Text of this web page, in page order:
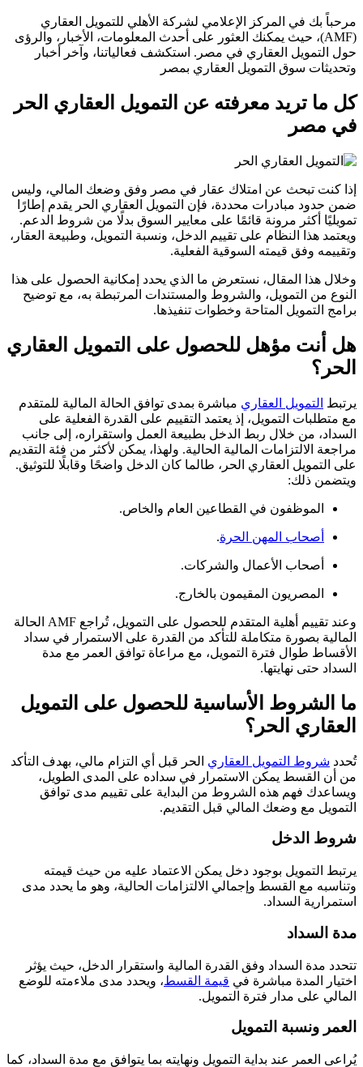
مرحباً بك في المركز الإعلامي لشركة الأهلي للتمويل العقاري
(AMF)، حيث يمكنك العثور على أحدث المعلومات، الأخبار، والرؤى
حول التمويل العقاري في مصر. استكشف فعالياتنا، وآخر أخبار
وتحديثات سوق التمويل العقاري بمصر
كل ما تريد معرفته عن التمويل العقاري الحر
في مصر
إذا كنت تبحث عن امتلاك عقار في مصر وفق وضعك المالي، وليس
ضمن حدود مبادرات محددة، فإن التمويل العقاري الحر يقدم إطارًا
تمويليًا أكثر مرونة قائمًا على معايير السوق بدلًا من شروط الدعم.
ويعتمد هذا النظام على تقييم الدخل، ونسبة التمويل، وطبيعة العقار،
وتقييمه وفق قيمته السوقية الفعلية.
وخلال هذا المقال، نستعرض ما الذي يحدد إمكانية الحصول على هذا
النوع من التمويل، والشروط والمستندات المرتبطة به، مع توضيح
برامج التمويل المتاحة وخطوات تنفيذها.
هل أنت مؤهل للحصول على التمويل العقاري
الحر؟
يرتبط التمويل العقاري مباشرة بمدى توافق الحالة المالية للمتقدم
مع متطلبات التمويل، إذ يعتمد التقييم على القدرة الفعلية على
السداد، من خلال ربط الدخل بطبيعة العمل واستقراره، إلى جانب
مراجعة الالتزامات المالية الحالية. ولهذا، يمكن لأكثر من فئة التقديم
على التمويل العقاري الحر، طالما كان الدخل واضحًا وقابلًا للتوثيق.
ويتضمن ذلك:
الموظفون في القطاعين العام والخاص.
أصحاب المهن الحرة.
أصحاب الأعمال والشركات.
المصريون المقيمون بالخارج.
وعند تقييم أهلية المتقدم للحصول على التمويل، تُراجع AMF الحالة
المالية بصورة متكاملة للتأكد من القدرة على الاستمرار في سداد
الأقساط طوال فترة التمويل، مع مراعاة توافق العمر مع مدة
السداد حتى نهايتها.
ما الشروط الأساسية للحصول على التمويل
العقاري الحر؟
تُحدد شروط التمويل العقاري الحر قبل أي التزام مالي، بهدف التأكد
من أن القسط يمكن الاستمرار في سداده على المدى الطويل،
ويساعدك فهم هذه الشروط من البداية على تقييم مدى توافق
التمويل مع وضعك المالي قبل التقديم.
شروط الدخل
يرتبط التمويل بوجود دخل يمكن الاعتماد عليه من حيث قيمته
وتناسبه مع القسط وإجمالي الالتزامات الحالية، وهو ما يحدد مدى
استمرارية السداد.
مدة السداد
تتحدد مدة السداد وفق القدرة المالية واستقرار الدخل، حيث يؤثر
اختيار المدة مباشرة في قيمة القسط، ويحدد مدى ملاءمته للوضع
المالي على مدار فترة التمويل.
العمر ونسبة التمويل
يُراعى العمر عند بداية التمويل ونهايته بما يتوافق مع مدة السداد، كما